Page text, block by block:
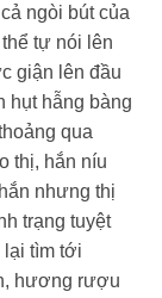
ngòi bút của
tự nói lên
giận lên đầu
hụt hẫng bàng
qua
thị, hắn níu
nhưng thị
trạng tuyệt
lại tìm tới
hương rượu